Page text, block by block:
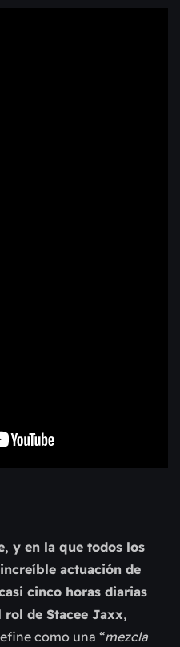
y en la que todos los
actuación de
cinco horas diarias
de Stacee Jaxx,
como una “mezcla